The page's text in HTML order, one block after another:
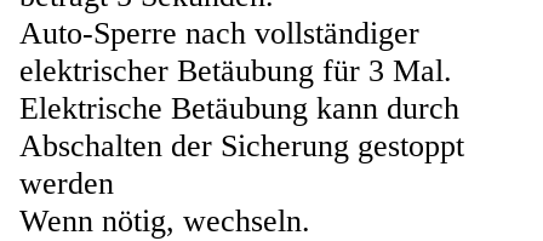
Auto-Sperre nach vollständiger
elektrischer Betäubung für 3 Mal.
Elektrische Betäubung kann durch
Abschalten der Sicherung gestoppt
werden
Wenn nötig, wechseln.